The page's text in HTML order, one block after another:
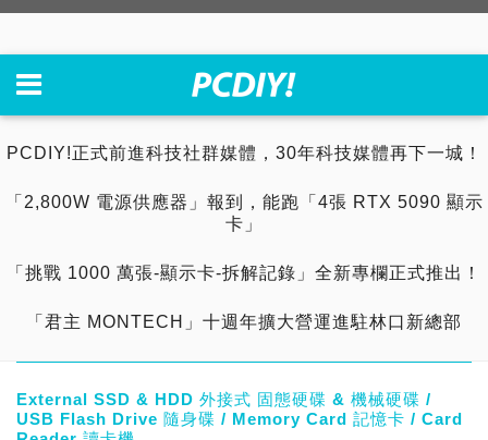
PCDIY!正式前進科技社群媒體，30年科技媒體再下一城！
「2,800W 電源供應器」報到，能跑「4張 RTX 5090 顯示
卡」
「挑戰 1000 萬張-顯示卡-拆解記錄」全新專欄正式推出！
「君主 MONTECH」十週年擴大營運進駐林口新總部
External SSD & HDD 外接式 固態硬碟 & 機械硬碟 /
USB Flash Drive 隨身碟 / Memory Card 記憶卡 / Card